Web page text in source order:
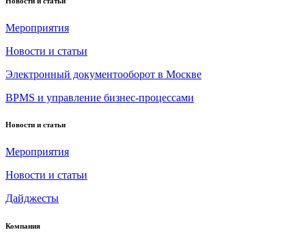
Мероприятия
Новости и статьи
Электронный документооборот в Москве
BPMS и управление бизнес-процессами
Новости и статьи
Мероприятия
Новости и статьи
Дайджесты
Компания